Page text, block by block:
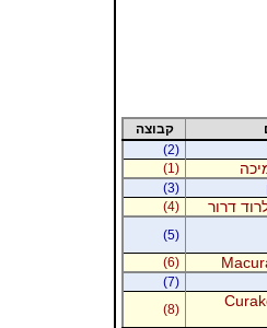
קבוצה
(2)
(1)
(3)
דרור (4)
(5)
(6)
(7)
(8)